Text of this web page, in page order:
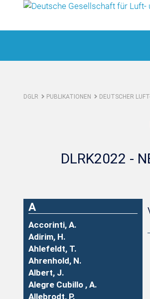
DGLR PUBLIKATIONEN DEUTSCHER
DLRK2022 -
A
Accorinti, A.
Adirim, H.
Ahlefeldt, T.
Ahrenhold, N.
Albert, J.
Alegre Cubillo , A.
Allebrodt, P.